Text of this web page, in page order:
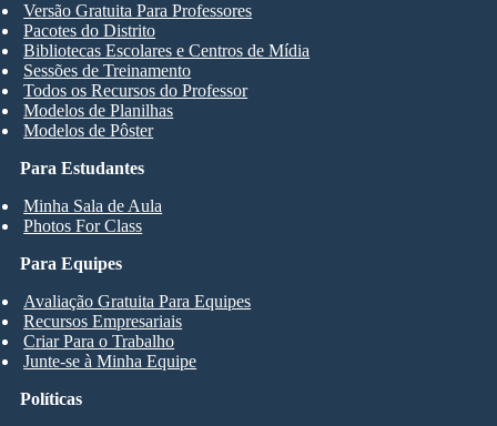
Para Estudantes
Minha Sala de Aula
Photos For Class
Versão Gratuita Para Professores
Pacotes do Distrito
Bibliotecas Escolares e Centros de Mídia
Sessões de Treinamento
Todos os Recursos do Professor
Modelos de Planilhas
Modelos de Pôster
Para Equipes
Avaliação Gratuita Para Equipes
Recursos Empresariais
Criar Para o Trabalho
Junte-se à Minha Equipe
Políticas